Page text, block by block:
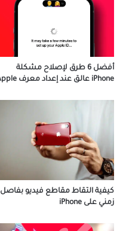
أفضل 6 طرق لإصلاح مشكلة
iPhone عالق عند إعداد معرف Apple
كيفية التقاط مقاطع فيديو بفاصل
زمني على iPhone